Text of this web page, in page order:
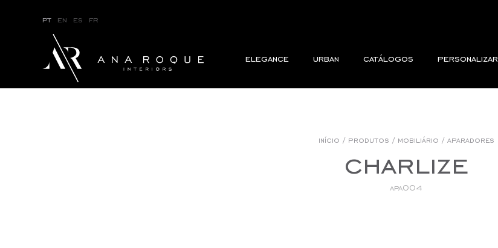
pt en es fr
elegance urban catálogos personalizar
início / produtos / mobiliário / aparadores
charlize
apa004